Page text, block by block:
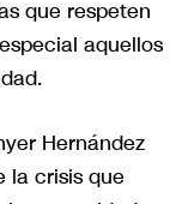
que respeten
aquellos
Hernández
la crisis que